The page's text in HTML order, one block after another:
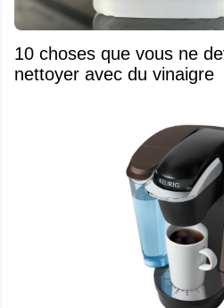
10 choses que vous ne
nettoyer avec du vinaigre